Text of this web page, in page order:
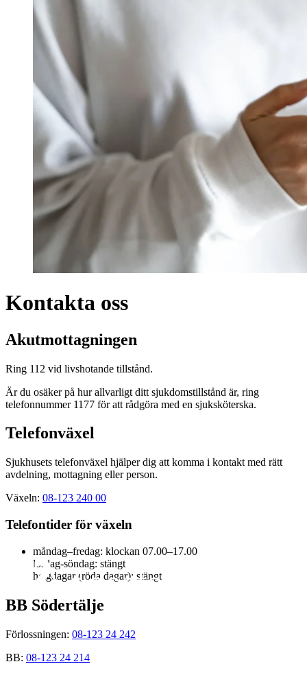
Kontakta oss
Akutmottagningen
Ring 112 vid livshotande tillstånd.
Är du osäker på hur allvarligt ditt sjukdomstillstånd är, ring
telefonnummer 1177 för att rådgöra med en sjuksköterska.
Telefonväxel
Sjukhusets telefonväxel hjälper dig att komma i kontakt med rätt
avdelning, mottagning eller person.
Växeln: 08-123 240 00
Telefontider för växeln
måndag–fredag: klockan 07.00–17.00
lördag-söndag: stängt
helgdagar (röda dagar): stängt
BB Södertälje
Förlossningen: 08-123 24 242
BB: 08-123 24 214